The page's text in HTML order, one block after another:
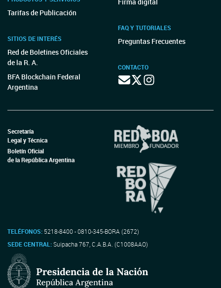
Tarifas de Publicación
SITIOS DE INTERÉS
Red de Boletines Oficiales
de la R. A.
BFA Blockchain Federal
Argentina
FAQ Y TUTORIALES
Preguntas Frecuentes
CONTACTO
Secretaría
Legal y Técnica
Boletín Oficial
de la República Argentina
TELÉFONOS: 5218-8400 - 0810-345-BORA (2672)
SEDE CENTRAL:Suipacha 767, C.A.B.A. (C1008AAO)